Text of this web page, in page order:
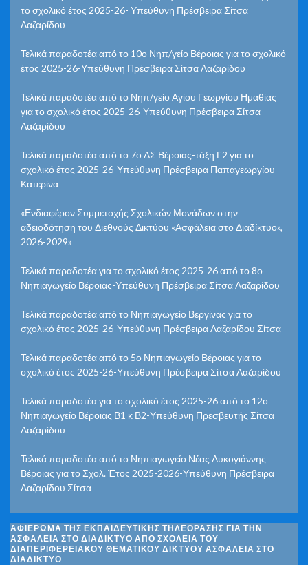
το σχολικό έτος 2025-26- Υπεύθυνη Πρέσβειρα Σίτσα
Λαζαρίδου
Τελικά παραδοτέα από το 10ο Νηπ/γείο Βέροιας για το σχολικό
έτος 2025-26-Υπεύθυνη Πρέσβειρα Σίτσα Λαζαρίδου
Τελικά παραδοτέα από το Νηπ/γείο Αγίου Γεωργίου Ημαθίας
για το σχολικό έτος 2025-26-Υπεύθυνη Πρέσβειρα Σίτσα
Λαζαρίδου
Τελικά παραδοτέα από το 7ο ΔΣ Βέροιας-τάξη Γ2 για το
σχολικό έτος 2025-26-Υπεύθυνη Πρέσβειρα Παπαγεωργίου
Κατερίνα
«Ενδιαφέρον Συμμετοχής Σχολικών Μονάδων στην
αδειοδότηση του Διεθνούς Δικτύου «Ασφάλεια στο Διαδίκτυο»,
2026-2029»
Τελικά παραδοτέα για το σχολικό έτος 2025-26 από το 8ο
Νηπιαγωγείο Βέροιας-Υπεύθυνη Πρέσβειρα Σίτσα Λαζαρίδου
Τελικά παραδοτέα από το Νηπιαγωγείο Βεργίνας για το
σχολικό έτος 2025-26-Υπεύθυνη Πρέσβειρα Λαζαρίδου Σίτσα
Τελικά παραδοτέα από το 5ο Νηπιαγωγείο Βέροιας για το
σχολικό έτος 2025-26-Υπεύθυνη Πρέσβειρα Σίτσα Λαζαρίδου
Τελικά παραδοτέα για το σχολικό έτος 2025-26 από το 12ο
Νηπιαγωγείο Βέροιας Β1 κ Β2-Υπεύθυνη Πρεσβευτής Σίτσα
Λαζαρίδου
Τελικά παραδοτέα από το Νηπιαγωγείο Νέας Λυκογιάννης
Βέροιας για το Σχολ. Έτος 2025-2026-Υπεύθυνη Πρέσβειρα
Λαζαρίδου Σίτσα
ΑΦΙΈΡΩΜΑ ΤΗΣ ΕΚΠΑΙΔΕΥΤΙΚΉΣ ΤΗΛΕΌΡΑΣΗΣ ΓΙΑ ΤΗΝ
ΑΣΦΆΛΕΙΑ ΣΤΟ ΔΙΑΔΊΚΤΥΟ ΑΠΌ ΣΧΟΛΕΊΑ ΤΟΥ
ΔΙΑΠΕΡΙΦΕΡΕΙΑΚΟΎ ΘΕΜΑΤΙΚΟΎ ΔΙΚΤΎΟΥ ΑΣΦΆΛΕΙΑ ΣΤΟ
ΔΙΑΔΊΚΤΥΟ